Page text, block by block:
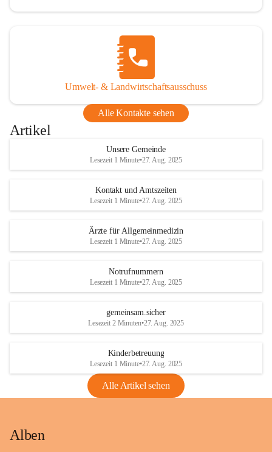
Umwelt- & Landwirtschaftsausschuss
Alle Kontakte sehen
Artikel
Unsere Gemeinde
Lesezeit 1 Minute•27. Aug. 2025
Kontakt und Amtszeiten
Lesezeit 1 Minute•27. Aug. 2025
Ärzte für Allgemeinmedizin
Lesezeit 1 Minute•27. Aug. 2025
Notrufnummern
Lesezeit 1 Minute•27. Aug. 2025
gemeinsam.sicher
Lesezeit 2 Minuten•27. Aug. 2025
Kinderbetreuung
Lesezeit 1 Minute•27. Aug. 2025
Alle Artikel sehen
Alben